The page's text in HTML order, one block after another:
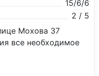
15/6/6
2 / 5
Мохова 37
все необходимое